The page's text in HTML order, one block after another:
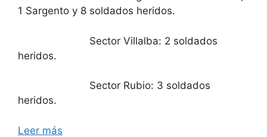
1 Sargento y 8 soldados heridos.
Sector Villalba: 2 soldados
heridos.
Sector Rubio: 3 soldados
heridos.
Leer más